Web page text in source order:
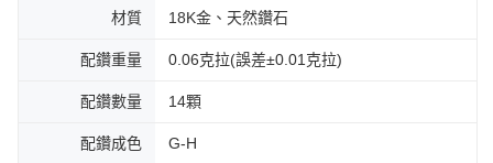
材質 18K金、天然鑽石
配鑽重量 0.06克拉(誤差±0.01克拉)
配鑽數量 14顆
配鑽成色 G-H